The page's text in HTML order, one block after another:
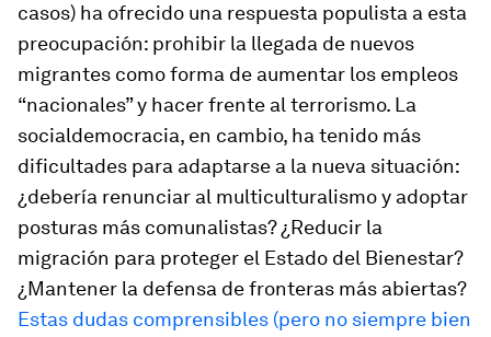
casos) ha ofrecido una respuesta populista a esta
preocupación: prohibir la llegada de nuevos
migrantes como forma de aumentar los empleos
“nacionales” y hacer frente al terrorismo. La
socialdemocracia, en cambio, ha tenido más
dificultades para adaptarse a la nueva situación:
¿debería renunciar al multiculturalismo y adoptar
posturas más comunalistas? ¿Reducir la
migración para proteger el Estado del Bienestar?
¿Mantener la defensa de fronteras más abiertas?
Estas dudas comprensibles (pero no siempre bien